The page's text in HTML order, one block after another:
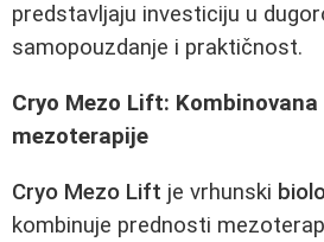
predstavljaju investiciju u
samopouzdanje i praktičnost.
Cryo Mezo Lift:
mezoterapije
Cryo Mezo Lift je vrhunski
kombinuje prednosti